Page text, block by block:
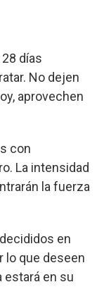
días
No dejen
aprovechen
con
La intensidad
la fuerza
en
lo que deseen
estará en su